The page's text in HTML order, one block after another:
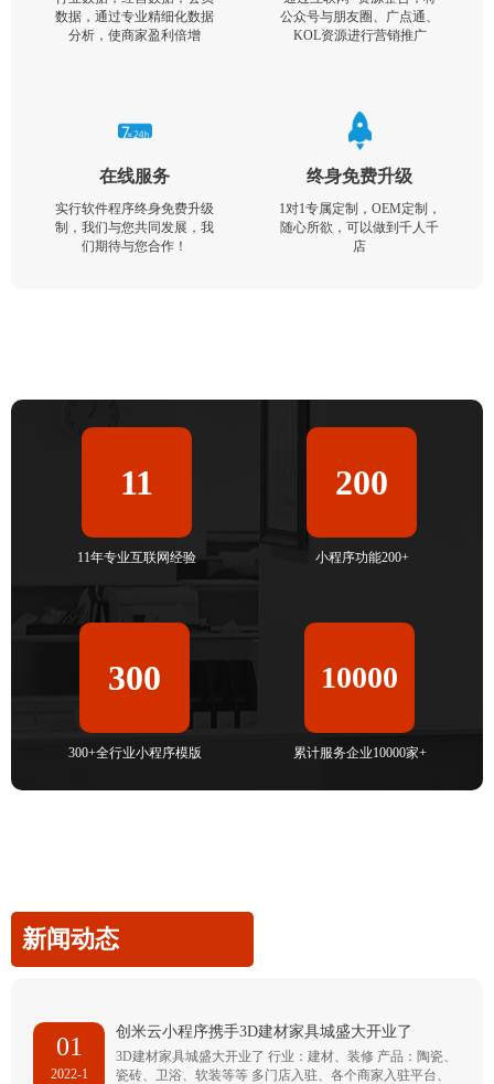
数据，通过专业精细化数据
分析，使商家盈利倍增
公众号与朋友圈、广点通、
KOL资源进行营销推广
在线服务
实行软件程序终身免费升级
制，我们与您共同发展，我
们期待与您合作！
终身免费升级
1对1专属定制，OEM定制，
随心所欲，可以做到千人千
店
11
11年专业互联网经验
200
小程序功能200+
300
300+全行业小程序模版
10000
累计服务企业10000家+
新闻动态
01
2022-1
创米云小程序携手3D建材家具城盛大开业了
3D建材家具城盛大开业了 行业：建材、装修 产品：陶瓷、
瓷砖、卫浴、软装等等 多门店入驻、各个商家入驻平台、